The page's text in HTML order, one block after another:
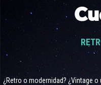
¿Retro o modernidad? ¿Vintage